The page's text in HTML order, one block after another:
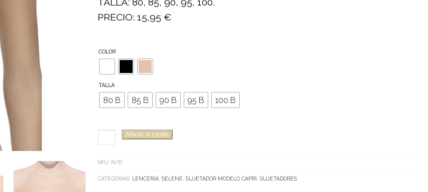
PRECIO: 15,95 €
COLOR
TALLA
80 B 85 B 90 B 95 B 100 B
SUJETADOR
SELENE
CAPRI
CANTIDAD
Añadir al carrito
SKU: N/D
CATEGORÍAS: LENCERÍA SELENE SUJETADOR MODELO CAPRI SUJETADORES